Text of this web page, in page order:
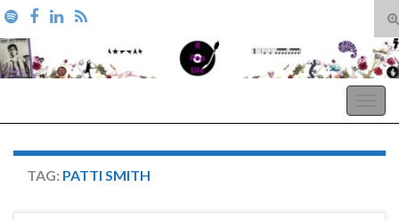
Search for:
TAG: PATTI SMITH